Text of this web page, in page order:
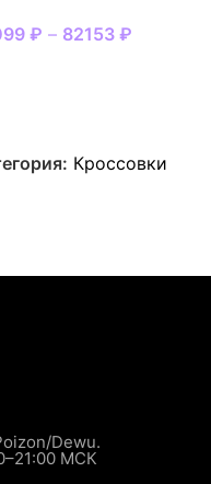
₽ – 82153 ₽
Кроссовки
Dewu.
МСК